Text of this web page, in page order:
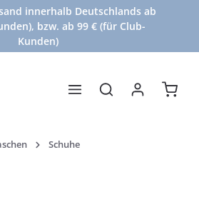
innerhalb Deutschlands ab
bzw. ab 99 € (für Club-
Kunden)
Schuhe